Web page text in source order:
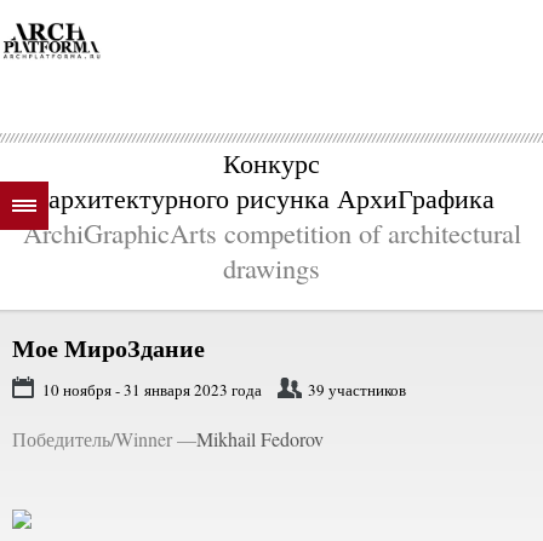
Конкурс
архитектурного рисунка АрхиГрафика
ArchiGraphicArts competition of architectural
drawings
Мое МироЗдание
10 ноября - 31 января 2023 года 39 участников
Победитель/Winner —Mikhail Fedorov